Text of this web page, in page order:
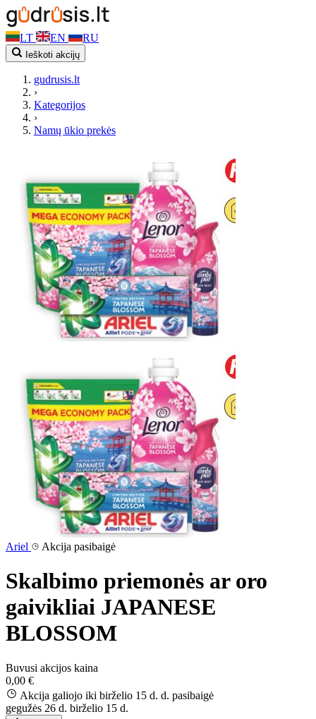
LT EN RU
Ieškoti akcijų
gudrusis.lt
›
Kategorijos
›
Namų ūkio prekės
Ariel Akcija pasibaigė
Skalbimo priemonės ar oro
gaivikliai JAPANESE
BLOSSOM
Buvusi akcijos kaina
0,00 €
Akcija galiojo iki birželio 15 d. d. pasibaigė
gegužės 26 d. birželio 15 d.